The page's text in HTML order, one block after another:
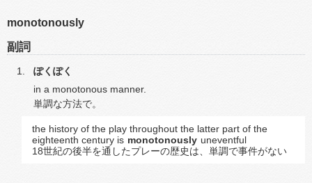
monotonously
副詞
ぽくぽく
in a monotonous manner.
単調な方法で。
the history of the play throughout the latter part of the
eighteenth century is monotonously uneventful
18世紀の後半を通したプレーの歴史は、単調で事件がない